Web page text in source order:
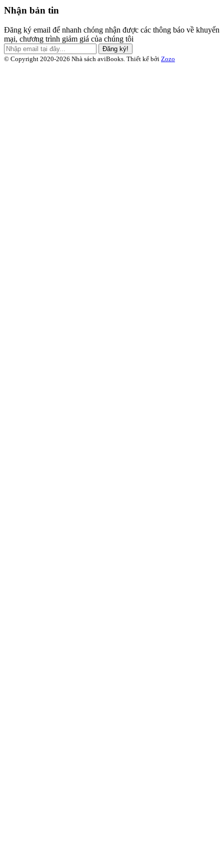
Nhận bản tin
Đăng ký email để nhanh chóng nhận được các thông báo về khuyến
mại, chương trình giảm giá của chúng tôi
Đăng ký!
© Copyright 2020-2026 Nhà sách aviBooks. Thiết kế bởi Zozo